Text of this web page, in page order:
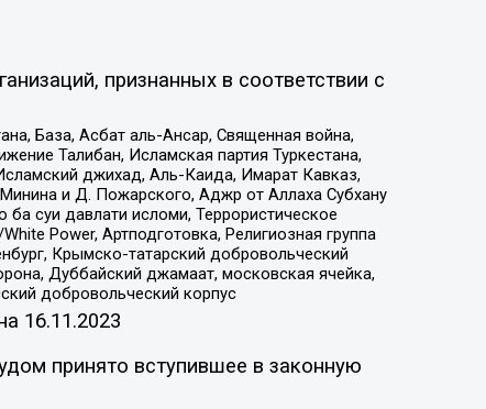
признанных в соответствии с
База, Асбат аль-Ансар, Священная война,
Талибан, Исламская партия Туркестана,
джихад, Аль-Каида, Имарат Кавказ,
и Д. Пожарского, Аджр от Аллаха Субхану
суи давлати исломи, Террористическое
Power, Артподготовка, Религиозная группа
Крымско-татарский добровольческий
Дуббайский джамаат, московская ячейка,
добровольческий корпус
16.11.2023
принято вступившее в законную